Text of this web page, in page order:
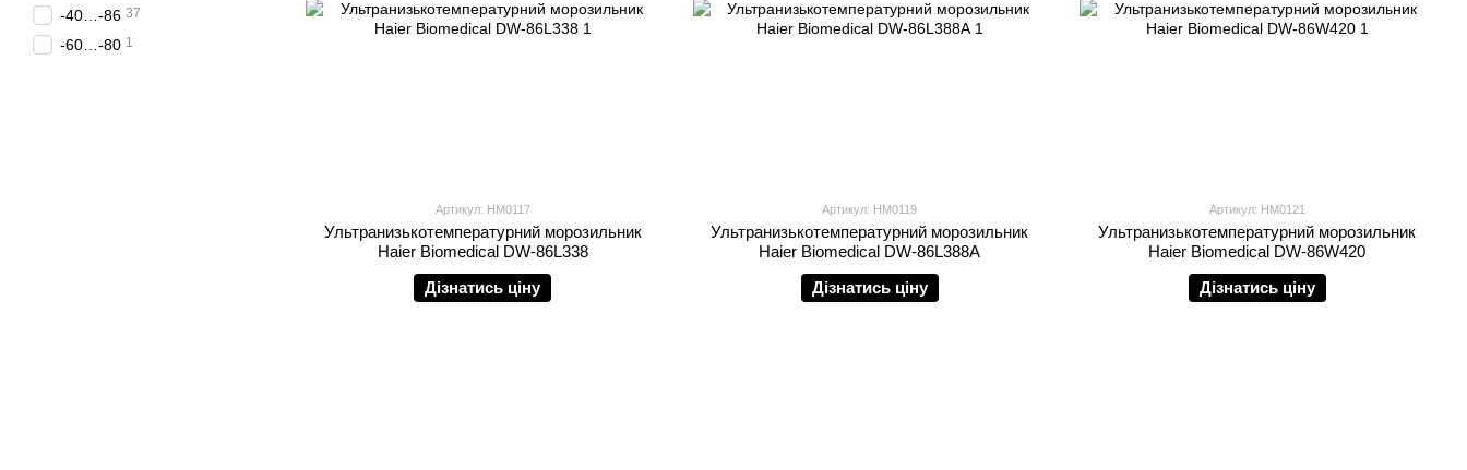
Артикул: HM0117
Ультранизькотемпературний морозильник
Haier Biomedical DW-86L338
Дізнатись ціну
Артикул: HM0119
Ультранизькотемпературний морозильник
Haier Biomedical DW-86L388А
Дізнатись ціну
Артикул: HM0121
Ультранизькотемпературний морозильник
Haier Biomedical DW-86W420
Дізнатись ціну
-40…-86 37
-60…-80 1